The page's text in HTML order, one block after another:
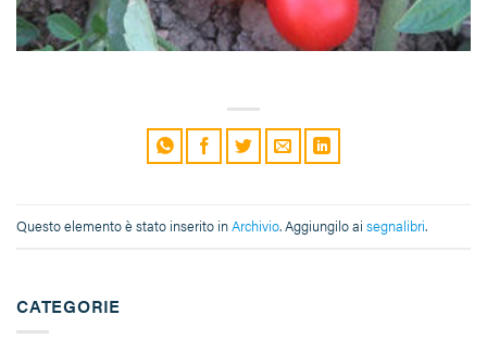
CATEGORIE
Questo elemento è stato inserito inArchivio. Aggiungilo ai segnalibri.